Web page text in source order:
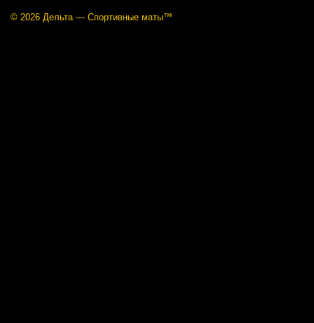
© 2026 Дельта — Cпортивные маты™